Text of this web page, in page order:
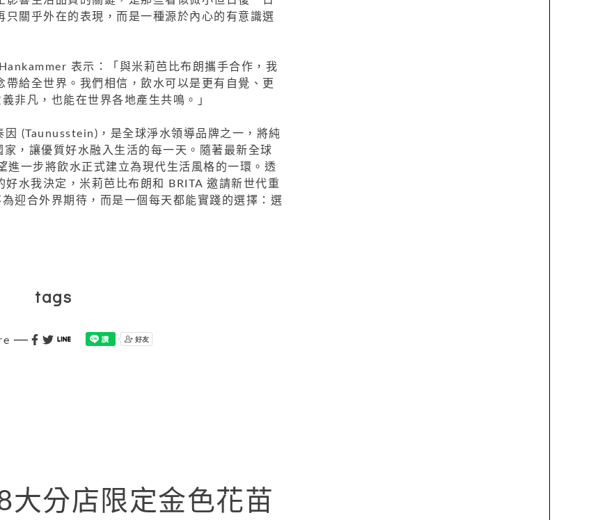
只關乎外在的表現，而是一種源於內心的有意識選
表示：「與米莉芭比布朗攜手合作，我
帶給全世界。我們相信，飲水可以是更有自覺、更
非凡，也能在世界各地產生共鳴。」
因 (Taunusstein)，是全球淨水領導品牌之一，將純
，讓優質好水融入生活的每一天。隨著最新全球
進一步將飲水正式建立為現代生活風格的一環。透
水我決定，米莉芭比布朗和 BRITA 邀請新世代重
迎合外界期待，而是一個每天都能實踐的選擇：選
tags
大分店限定金色花苗